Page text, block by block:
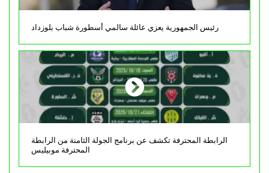
رئيس الجمهورية يعزي عائلة سالمي أسطورة شباب بلوزداد
الرابطة المحترفة تكشف عن برنامج الجولة الثامنة من الرابطة
المحترفة موبيليس